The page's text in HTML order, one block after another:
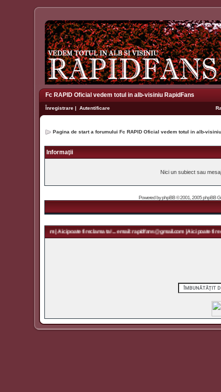
Fc RAPID Oficial vedem totul in alb-visiniu RapidFans
Înregistrare | Autentificare
Pagina de start a forumului Fc RAPID Oficial vedem totul in alb-
Informaţii
Nici un subiect sau
Powered byphpBB© 2001, 2005 phpBB
| Aici poate fi reclama ta! ... email: rapidfans@gmail.com | Aici poate fi